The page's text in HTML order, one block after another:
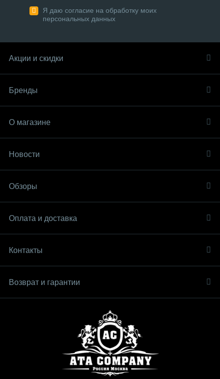
Я даю согласие на обработку моих
персональных данных
Акции и скидки
Бренды
О магазине
Новости
Обзоры
Оплата и доставка
Контакты
Возврат и гарантии